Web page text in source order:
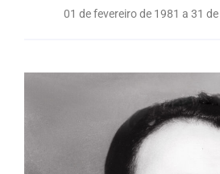
01 de fevereiro de 1981 a 31